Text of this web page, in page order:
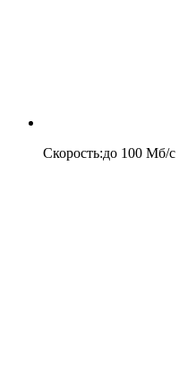
Скорость:до 100 Мб/c